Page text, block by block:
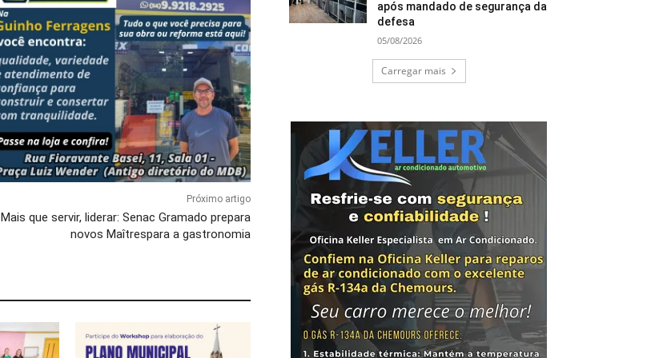
Próximo artigo
Mais que servir, liderar: Senac Gramado prepara
novos Maîtrespara a gastronomia
após mandado de segurança da
defesa
05/08/2026
Carregar mais